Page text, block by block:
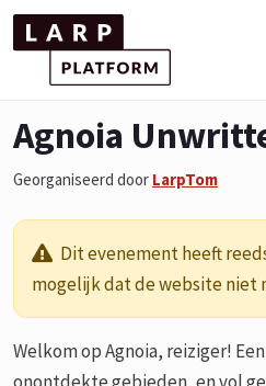
Agnoia
Georganiseerd door LarpTom
Dit evenement heeft
mogelijk dat de website niet
Welkom op Agnoia, reiziger!